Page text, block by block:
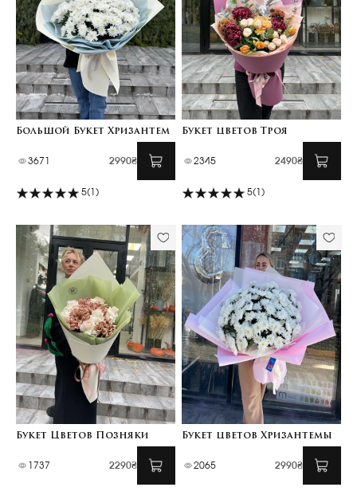
Большой Букет Хризантем
3671 2990₴
5(1)
Букет цветов Троя
2345 2490₴
5(1)
Букет Цветов Позняки
1737 2290₴
Букет цветов Хризантемы
2065 2990₴